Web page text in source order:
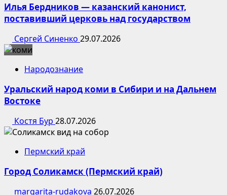
Илья Бердников — казанский канонист,
поставивший церковь над государством
Сергей Синенко 29.07.2026
Народознание
Уральский народ коми в Сибири и на Дальнем
Востоке
Костя Бур 28.07.2026
Пермский край
Город Соликамск (Пермский край)
margarita-rudakova 26.07.2026